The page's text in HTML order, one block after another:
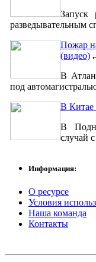
Запуск
разведывательным
Пожар
(видео)
В
под
В Китае
В
случай
Информация:
О ресурсе
Условия
Наша команда
Контакты